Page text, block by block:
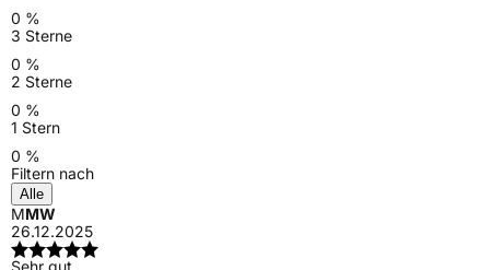
0 %
3 Sterne
0 %
2 Sterne
0 %
1 Stern
0 %
Filtern nach
Alle
MMW
26.12.2025
Sehr gut